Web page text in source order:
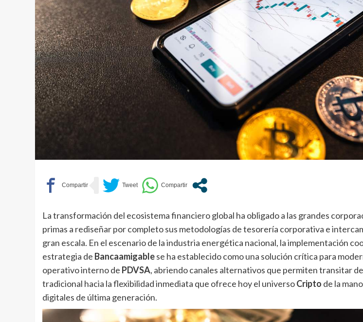
La transformación del ecosistema financiero global ha obligado a las grandes
primas a rediseñar por completo sus metodologías de tesorería corporativa e
gran escala. En el escenario de la industria energética nacional, la implementación
estrategia de Bancaamigablese ha establecido como una solución crítica para
operativo interno de PDVSA, abriendo canales alternativos que permiten transitar
tradicional hacia la flexibilidad inmediata que ofrece hoy el universoCripto de la
digitales de última generación.
y
detalles
de
nuevo
estilo